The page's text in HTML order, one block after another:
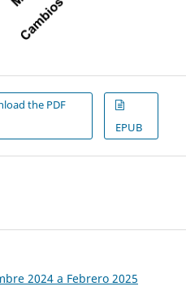
the PDF
EPUB
2024 a Febrero 2025